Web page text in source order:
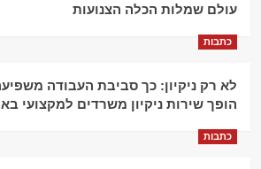
עולם שמלות הכלה הצנועות
כתבות
לא רק ניקיון: כך סביבת העבודה
הופך שירות ניקיון משרדים למקצועי
כתבות